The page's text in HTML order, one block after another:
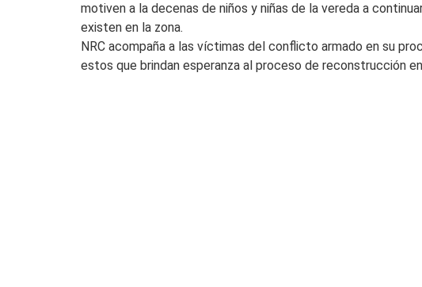
motiven a la decenas de niños y niñas de la vereda a
existen en la zona.
NRC acompaña a las víctimas del conflicto armado en su
estos que brindan esperanza al proceso de reconstrucción